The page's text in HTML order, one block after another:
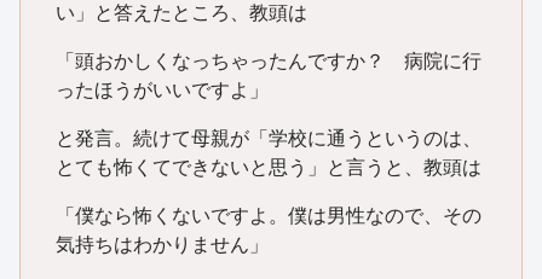
い」と答えたところ、教頭は
「頭おかしくなっちゃったんですか？ 病院に行
ったほうがいいですよ」
と発言。続けて母親が「学校に通うというのは、
とても怖くてできないと思う」と言うと、教頭は
「僕なら怖くないですよ。僕は男性なので、その
気持ちはわかりません」